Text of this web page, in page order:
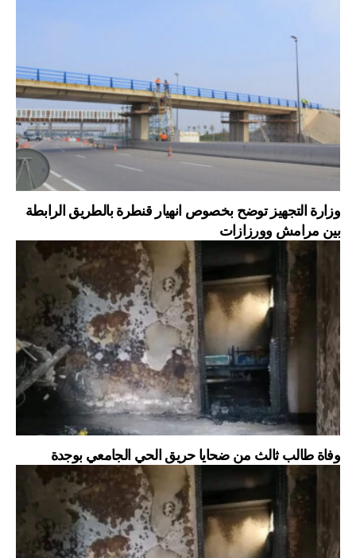
وزارة التجهيز توضح بخصوص انهيار قنطرة بالطريق الرابطة
بين مرامش وورزازات
وفاة طالب ثالث من ضحايا حريق الحي الجامعي بوجدة